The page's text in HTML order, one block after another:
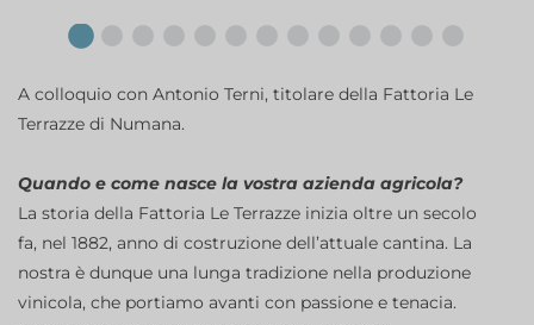
A colloquio con Antonio Terni, titolare della Fattoria Le
Terrazze di Numana.
Quando e come nasce la vostra azienda agricola?
La storia della Fattoria Le Terrazze inizia oltre un secolo
fa, nel 1882, anno di costruzione dell’attuale cantina. La
nostra è dunque una lunga tradizione nella produzione
vinicola, che portiamo avanti con passione e tenacia.